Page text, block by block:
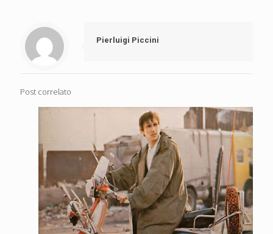
Pierluigi Piccini
Post correlato